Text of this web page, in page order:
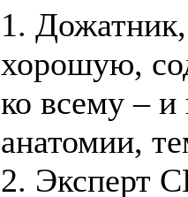
1.
хорошую,
ко всему –
анатомии,
2. Эксперт